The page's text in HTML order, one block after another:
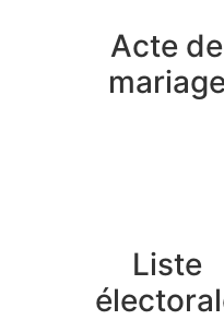
Acte de
Liste